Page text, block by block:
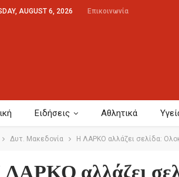
AUGUST 6, 2026 Επικοινωνία
Ειδήσεις Αθλητικά
Δυτ. Μακεδονία H ΛΑΡΚΟ αλλάζει σελίδα: